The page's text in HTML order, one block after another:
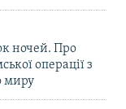
ночей. Про
операції з
миру